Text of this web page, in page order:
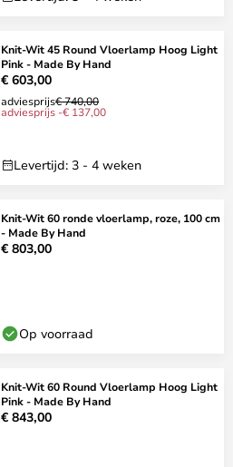
Knit-Wit 45 Round Vloerlamp Hoog Light
Pink - Made By Hand
€ 603,00
adviesprijs€ 740,00
adviesprijs -€ 137,00
Levertijd: 3 - 4 weken
Knit-Wit 60 ronde vloerlamp, roze, 100 cm
- Made By Hand
€ 803,00
Op voorraad
Knit-Wit 60 Round Vloerlamp Hoog Light
Pink - Made By Hand
€ 843,00